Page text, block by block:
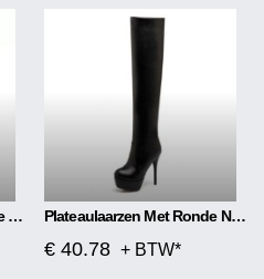
Damesmode Platform Hoge Hakken Platform Laarzen Plateaulaarzen Met Ronde Neus 13 Cm
€ 40.78 + BTW*